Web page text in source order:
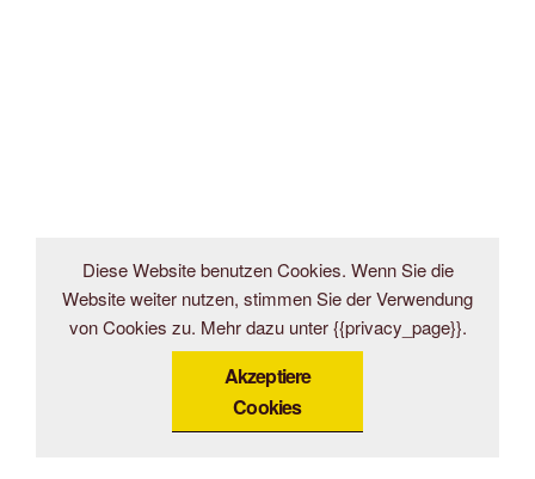
Diese Website benutzen Cookies. Wenn Sie die
Website weiter nutzen, stimmen Sie der Verwendung
von Cookies zu. Mehr dazu unter {{privacy_page}}.
Akzeptiere
Cookies